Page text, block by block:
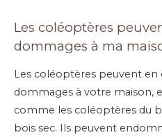
Les coléoptères
dommages à ma
Les coléoptères peuvent en
dommages à votre maison,
comme les coléoptères du
bois sec. Ils peuvent